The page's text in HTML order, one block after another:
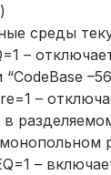
среды
–
–
–